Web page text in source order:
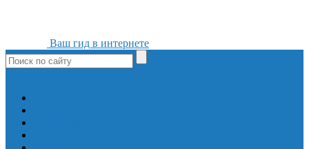
Ваш гид в интернете